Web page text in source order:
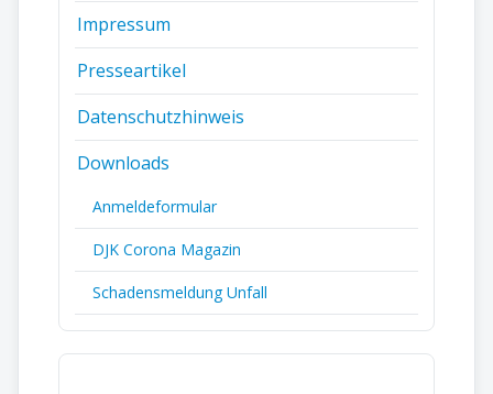
Impressum
Presseartikel
Datenschutzhinweis
Downloads
Anmeldeformular
DJK Corona Magazin
Schadensmeldung Unfall